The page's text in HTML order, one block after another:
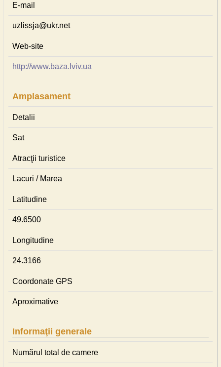
E-mail
uzlissja@ukr.net
Web-site
http://www.baza.lviv.ua
Amplasament
Detalii
Sat
Atracţii turistice
Lacuri / Marea
Latitudine
49.6500
Longitudine
24.3166
Coordonate GPS
Aproximative
Informaţii generale
Numărul total de camere